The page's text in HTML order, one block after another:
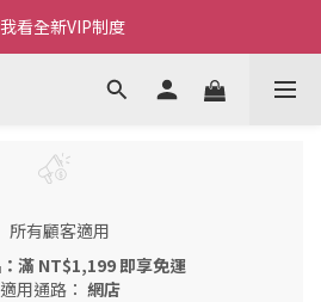
私藏生活~
看全新VIP制度
物金/點數使用說明
所有顧客適用
滿 NT$1,199 即享免運
適用通路： 網店